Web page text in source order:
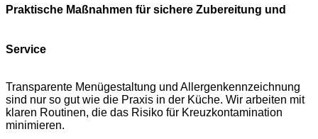
Praktische Maßnahmen für sichere Zubereitung und
Service
Transparente Menügestaltung und Allergenkennzeichnung
sind nur so gut wie die Praxis in der Küche. Wir arbeiten mit
klaren Routinen, die das Risiko für Kreuzkontamination
minimieren.